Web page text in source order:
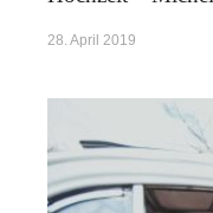
28. April 2019